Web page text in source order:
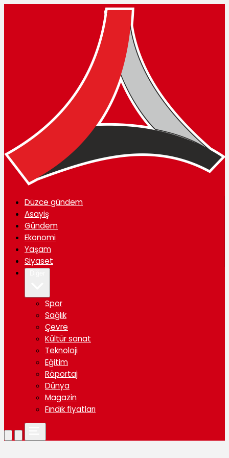
Düzce gündem
Asayiş
Gündem
Ekonomi
Yaşam
Siyaset
Spor
Sağlık
Çevre
Kültür sanat
Teknoloji
Eğitim
Röportaj
Dünya
Magazin
Fındık fiyatları